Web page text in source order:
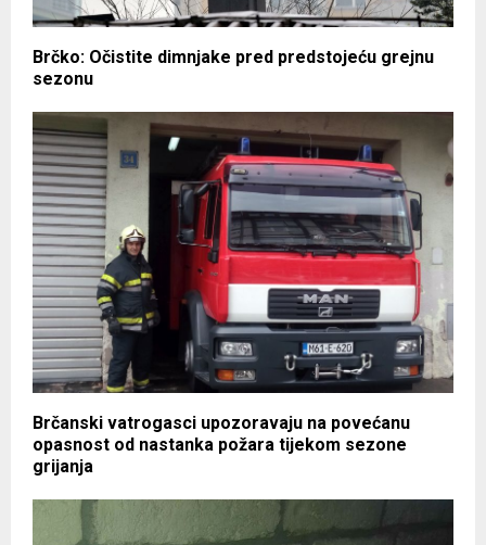
Brčko: Očistite dimnjake pred predstojeću grejnu
sezonu
Brčanski vatrogasci upozoravaju na povećanu
opasnost od nastanka požara tijekom sezone
grijanja